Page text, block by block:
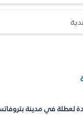
لعطلة في مدينة